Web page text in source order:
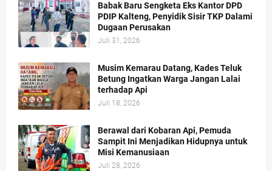
Babak Baru Sengketa Eks Kantor DPD
PDIP Kalteng, Penyidik Sisir TKP Dalami
Dugaan Perusakan
Juli 31, 2026
Musim Kemarau Datang, Kades Teluk
Betung Ingatkan Warga Jangan Lalai
terhadap Api
Juli 18, 2026
Berawal dari Kobaran Api, Pemuda
Sampit Ini Menjadikan Hidupnya untuk
Misi Kemanusiaan
Juli 28, 2026